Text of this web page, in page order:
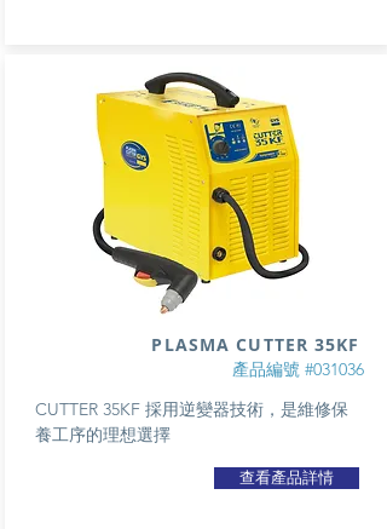
產品編號 #031036
CUTTER 35KF 採用逆變器技術，是維修保
養工序的理想選擇
PLASMA CUTTER 35KF
查看產品詳情